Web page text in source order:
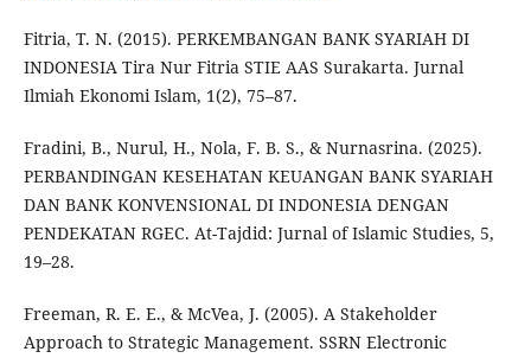
Fitria, T. N. (2015). PERKEMBANGAN BANK SYARIAH DI
INDONESIA Tira Nur Fitria STIE AAS Surakarta. Jurnal
Ilmiah Ekonomi Islam, 1(2), 75–87.
Fradini, B., Nurul, H., Nola, F. B. S., & Nurnasrina. (2025).
PERBANDINGAN KESEHATAN KEUANGAN BANK SYARIAH
DAN BANK KONVENSIONAL DI INDONESIA DENGAN
PENDEKATAN RGEC. At-Tajdid: Jurnal of Islamic Studies, 5,
19–28.
Freeman, R. E. E., & McVea, J. (2005). A Stakeholder
Approach to Strategic Management. SSRN Electronic